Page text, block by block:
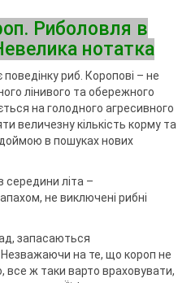
Риболовля в
нотатка
риб. Коропові – не
лінивого та обережного
на голодного агресивного
величезну кількість корму та
в пошуках нових
середини літа –
не виключені рибні
запасаються
на те, що короп не
все ж таки варто враховувати,